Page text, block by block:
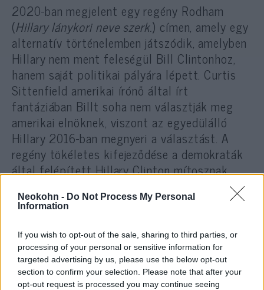
Neokohn - Do Not Process My Personal
Information
If you wish to opt-out of the sale, sharing to third parties, or
processing of your personal or sensitive information for
targeted advertising by us, please use the below opt-out
section to confirm your selection. Please note that after your
opt-out request is processed you may continue seeing
2020-ban megjelent egy regény Rodham
(Hillary lánykori neve szerk.) címen, amely egy
alternatív történelemben játszódik, amelyben
Hillary nem ment feleségül Bill Clintonhoz,
hanem saját politikai pályára lépett. Curtis
Sittenfield amerikai írónő által írt
fantáziában Billt soha nem választják meg
amerikai elnöknek, viszont az egyedülálló
Hillary 2016-ban megnyeri a választást. A
regény tökéletes kifejeződése a demokraták
által felépített Hillary Clinton mítosznak.
Bill Clinton elnöksége az amerikaiak
önkép csúcspontján történt. Clinton országos
népszerűsége nem igazán terjedt ki
feleségére, annak ellenére, hogy már a
kampánya alatt nyilvánvalóvá tette, hogy a